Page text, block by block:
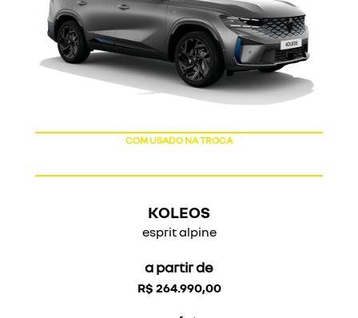
KOLEOS
esprit alpine
COM USADO NA TROCA
a partir de
R$ 264.990,00